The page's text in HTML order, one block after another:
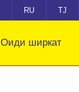
RU TJ
Оиди ширкат